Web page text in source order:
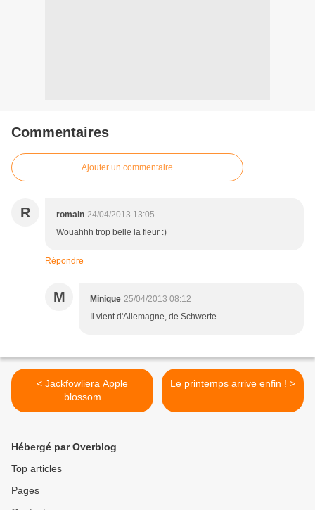
Commentaires
Ajouter un commentaire
R romain 24/04/2013 13:05
Wouahhh trop belle la fleur :)
Répondre
M Minique 25/04/2013 08:12
Il vient d'Allemagne, de Schwerte.
< Jackfowliera Apple
blossom
Le printemps arrive enfin ! >
Hébergé par Overblog
Top articles
Pages